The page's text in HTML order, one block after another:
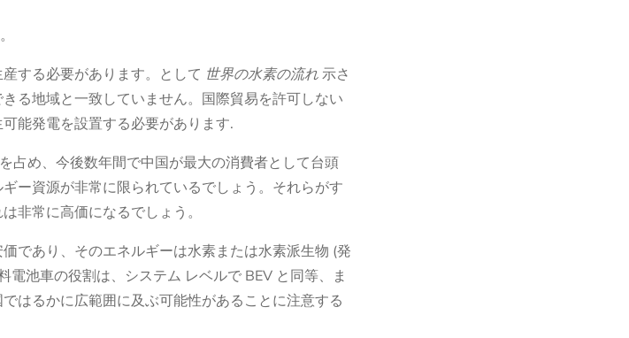
する必要があります。として 世界の水素の流れ示さ
る地域と一致していません。国際貿易を許可しない
能発電を設置する必要があります.
占め、今後数年間で中国が最大の消費者として台頭
ー資源が非常に限られているでしょう。それらがす
非常に高価になるでしょう。
であり、そのエネルギーは水素または水素派生物 (発
池車の役割は、システム レベルで BEV と同等、ま
はるかに広範囲に及ぶ可能性があることに注意する